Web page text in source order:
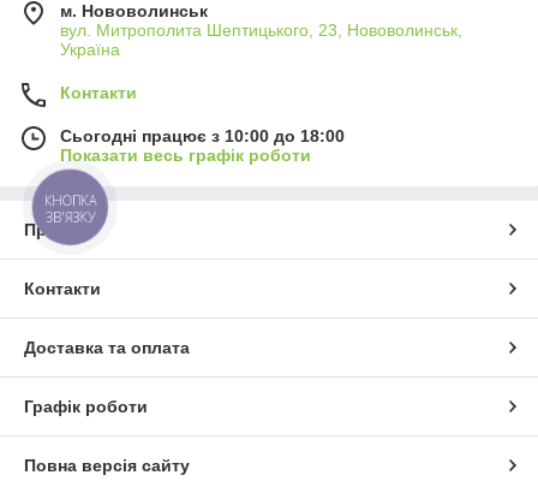
м. Нововолинськ
вул. Митрополита Шептицького, 23, Нововолинськ,
Україна
Контакти
Сьогодні працює з 10:00 до 18:00
Показати весь графік роботи
Про нас
Контакти
Доставка та оплата
Графік роботи
Повна версія сайту
КНОПКА
ЗВ'ЯЗКУ